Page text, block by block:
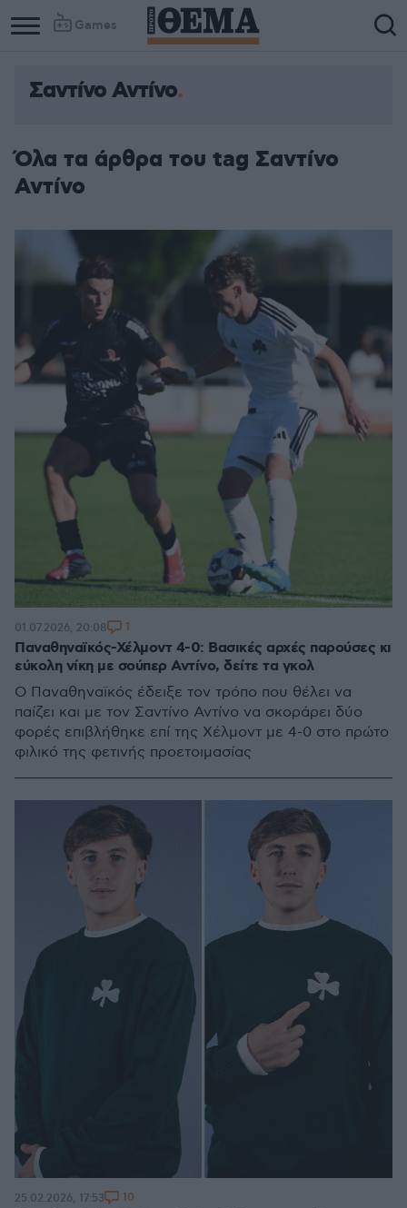
Games
Σαντίνο Αντίνο
Όλα τα άρθρα του tag Σαντίνο
Αντίνο
Παναθηναϊκός-Χέλμοντ 4-0: Βασικές αρχές παρούσες κι
εύκολη νίκη με σούπερ Αντίνο, δείτε τα γκολ
Ο Παναθηναϊκός έδειξε τον τρόπο που θέλει να
παίζει και με τον Σαντίνο Αντίνο να σκοράρει δύο
φορές επιβλήθηκε επί της Χέλμοντ με 4-0 στο πρώτο
φιλικό της φετινής προετοιμασίας
01.07.2026, 20:08 1
25.02.2026, 17:53 10